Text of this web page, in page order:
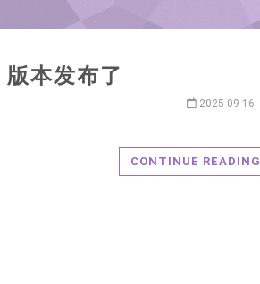
本发布了
2025-09-16
CONTINUE READING